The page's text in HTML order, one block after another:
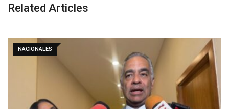
Related Articles
NACIONALES